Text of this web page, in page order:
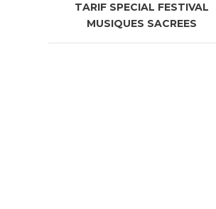
TARIF SPECIAL FESTIVAL
MUSIQUES SACREES